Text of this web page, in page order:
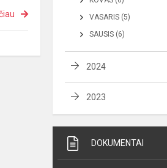
VASARIS (5)
SAUSIS (6)
2024
2023
DOKUMENTAI